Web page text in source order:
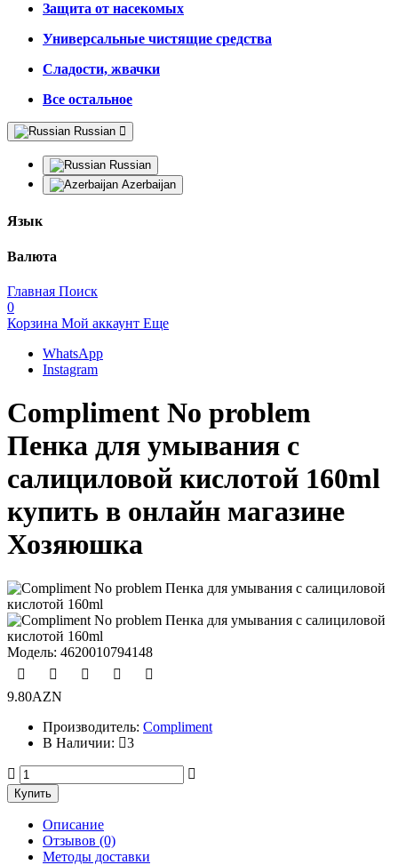
Защита от насекомых
Универсальные чистящие средства
Сладости, жвачки
Все остальное
Russian
Russian
Azerbaijan
Язык
Валюта
Главная Поиск
0
Корзина Мой аккаунт Еще
WhatsApp
Instagram
Compliment No problem
Пенка для умывания с
салициловой кислотой 160ml
купить в онлайн магазине
Хозяюшка
Модель: 4620010794148
9.80AZN
Производитель: Compliment
В Наличии:
3
Описание
Отзывов (0)
Методы доставки